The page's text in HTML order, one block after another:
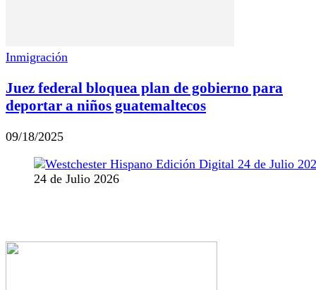
Inmigración
Juez federal bloquea plan de gobierno para
deportar a niños guatemaltecos
09/18/2025
24 de Julio 2026